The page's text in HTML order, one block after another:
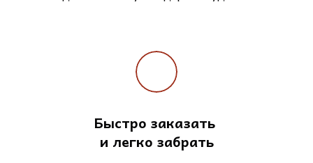
Быстро заказать
и легко забрать